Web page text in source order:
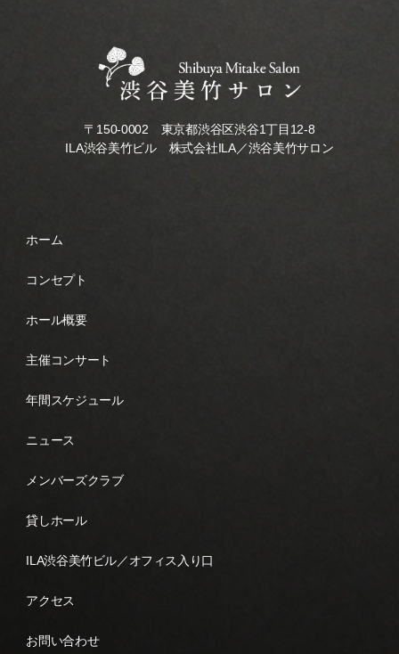
〒150-0002 東京都渋谷区渋谷1丁目12-8
ILA渋谷美竹ビル 株式会社ILA／渋谷美竹サロン
ホーム
コンセプト
ホール概要
主催コンサート
年間スケジュール
ニュース
メンバーズクラブ
貸しホール
ILA渋谷美竹ビル／オフィス入り口
アクセス
お問い合わせ